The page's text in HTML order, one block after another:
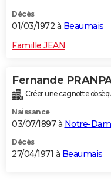
Décès
01/03/1972 à Beaumais
Famille JEAN
Fernande
Créer une cagnotte
Naissance
03/07/1897 à Notre-
Décès
27/04/1971 à Beaumais